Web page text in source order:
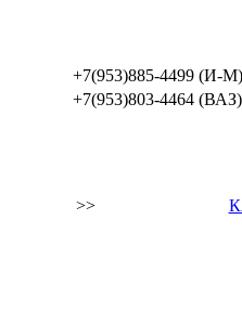
+7(953)885-4499 (И-М)
+7(953)803-4464 (ВАЗ)
>>